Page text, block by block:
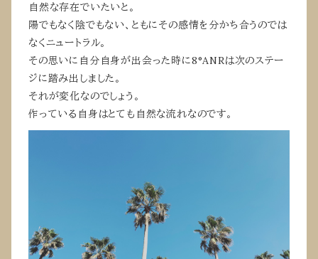
自然な存在でいたいと。
陽でもなく陰でもない、ともにその感情を分かち合うのでは
なくニュートラル。
その思いに自分自身が出会った時に8°ANRは次のステー
ジに踏み出しました。
それが変化なのでしょう。
作っている自身はとても自然な流れなのです。